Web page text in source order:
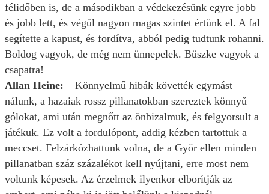
félidőben is, de a másodikban a védekezésünk egyre jobb
és jobb lett, és végül nagyon magas szintet értünk el. A fal
segítette a kapust, és fordítva, abból pedig tudtunk rohanni.
Boldog vagyok, de még nem ünnepelek. Büszke vagyok a
csapatra!
Allan Heine: – Könnyelmű hibák követték egymást
nálunk, a hazaiak rossz pillanatokban szereztek könnyű
gólokat, ami után megnőtt az önbizalmuk, és felgyorsult a
játékuk. Ez volt a fordulópont, addig kézben tartottuk a
meccset. Felzárkózhattunk volna, de a Győr ellen minden
pillanatban száz százalékot kell nyújtani, erre most nem
voltunk képesek. Az érzelmek ilyenkor elborítják az